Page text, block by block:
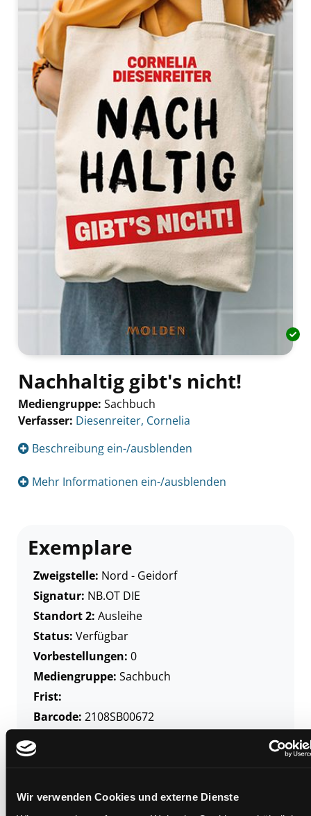
Wir verwenden Cookies und externe Dienste
Nachhaltig gibt's nicht!
Mediengruppe: Sachbuch
Verfasser: Suche nach diesem Verfasser
Diesenreiter, Cornelia
Beschreibung ein-/ausblenden
Mehr Informationen ein-/ausblenden
Exemplare
Zweigstelle: Nord - Geidorf
Signatur: NB.OT DIE
Standort 2: Ausleihe
Status: Verfügbar
Vorbestellungen: 0
Mediengruppe: Sachbuch
Frist:
Barcode: 2108SB00672
Zweigstelle:Ost - Schillerstraße